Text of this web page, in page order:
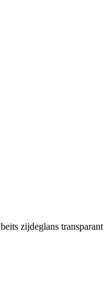
zijdeglans transparant